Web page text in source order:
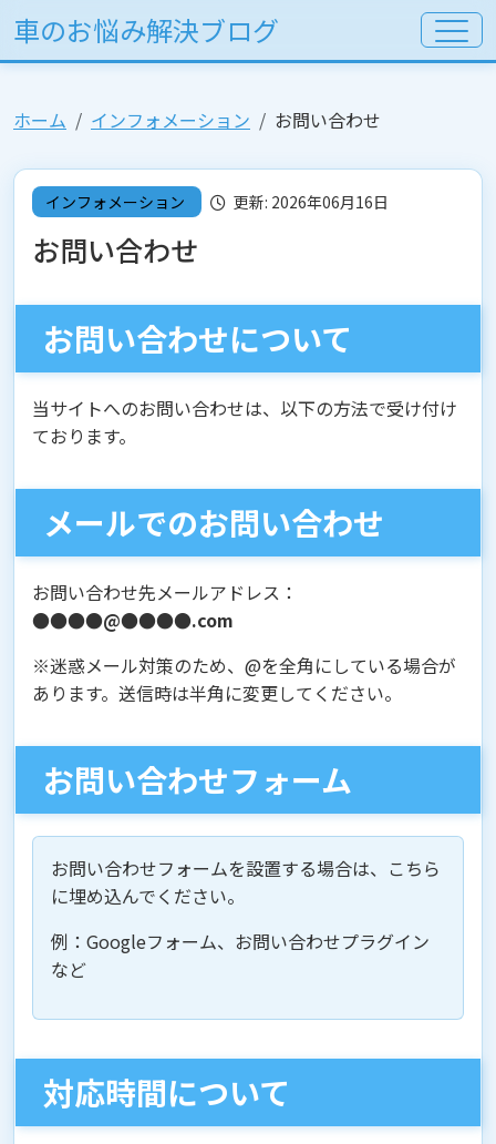
車のお悩み解決ブログ
ホーム インフォメーション お問い合わせ
インフォメーション 更新: 2026年06月16日
お問い合わせ
お問い合わせについて
当サイトへのお問い合わせは、以下の方法で受け付け
ております。
メールでのお問い合わせ
お問い合わせ先メールアドレス：
●●●●@●●●●.com
※迷惑メール対策のため、@を全角にしている場合が
あります。送信時は半角に変更してください。
お問い合わせフォーム
お問い合わせフォームを設置する場合は、こちら
に埋め込んでください。
例：Googleフォーム、お問い合わせプラグイン
など
対応時間について